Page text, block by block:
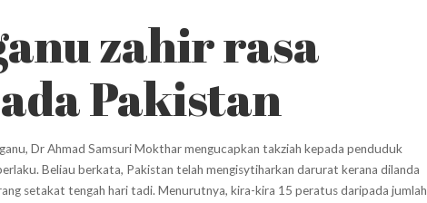
zahir rasa
Pakistan
Dr Ahmad Samsuri Mokthar mengucapkan takziah kepada penduduk
Beliau berkata, Pakistan telah mengisytiharkan darurat kerana dilanda
setakat tengah hari tadi. Menurutnya, kira-kira 15 peratus daripada jumlah